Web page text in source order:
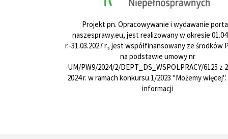
Projekt pn. Opracowywanie i wydawanie
naszesprawy.eu, jest realizowany w okresie
r.-31.03.2027 r., jest współfinansowany ze środków
na podstawie umowy nr
UM/PW9/2024/2/DEPT_DS_WSPOLPRACY/6125 z
2024 r. w ramach konkursu 1/2023 "Możemy więcej".
informacji